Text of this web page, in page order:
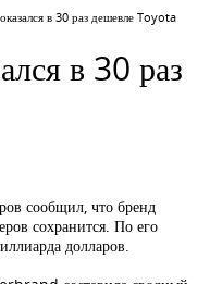
в 30 раз дешевле Toyota
в 30 раз
сообщил, что бренд
сохранится. По его
долларов.